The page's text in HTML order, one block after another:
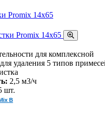
Promix 14х65
для комплексной
удаления 5 типов
2,5 м3/ч
шт.
B